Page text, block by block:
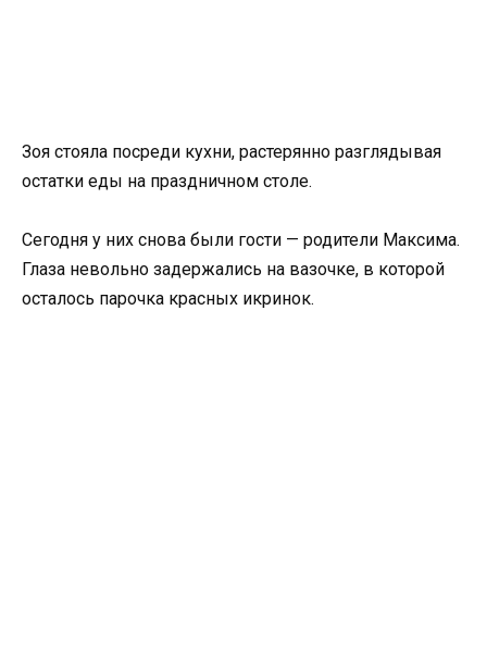
Зоя стояла посреди кухни, растерянно разглядывая
остатки еды на праздничном столе.
Сегодня у них снова были гости — родители Максима.
Глаза невольно задержались на вазочке, в которой
осталось парочка красных икринок.